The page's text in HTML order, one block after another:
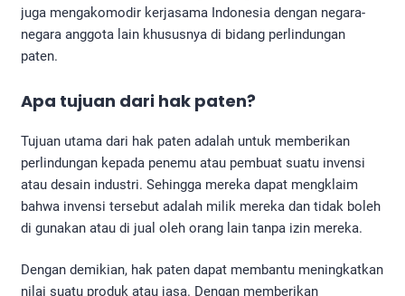
juga mengakomodir kerjasama Indonesia dengan negara-
negara anggota lain khususnya di bidang perlindungan
paten.
Apa tujuan dari hak paten?
Tujuan utama dari hak paten adalah untuk memberikan
perlindungan kepada penemu atau pembuat suatu invensi
atau desain industri. Sehingga mereka dapat mengklaim
bahwa invensi tersebut adalah milik mereka dan tidak boleh
di gunakan atau di jual oleh orang lain tanpa izin mereka.
Dengan demikian, hak paten dapat membantu meningkatkan
nilai suatu produk atau jasa. Dengan memberikan